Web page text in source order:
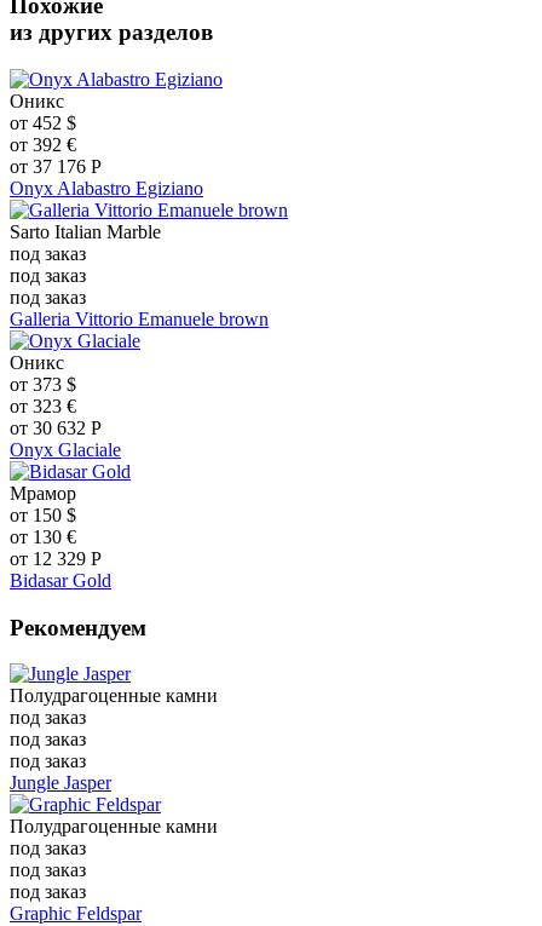
Похожие
из других разделов
Оникс
от 452 $
от 392 €
от 37 176 Р
Onyx Alabastro Egiziano
Sarto Italian Marble
под заказ
под заказ
под заказ
Galleria Vittorio Emanuele brown
Оникс
от 373 $
от 323 €
от 30 632 Р
Onyx Glaciale
Мрамор
от 150 $
от 130 €
от 12 329 Р
Bidasar Gold
Рекомендуем
Полудрагоценные камни
под заказ
под заказ
под заказ
Jungle Jasper
Полудрагоценные камни
под заказ
под заказ
под заказ
Graphic Feldspar